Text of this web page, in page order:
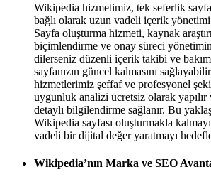
Wikipedia hizmetimiz, tek seferlik
bağlı olarak uzun vadeli içerik
Sayfa oluşturma hizmeti, kaynak
biçimlendirme ve onay süreci
dilerseniz düzenli içerik takibi ve
sayfanızın güncel kalmasını
hizmetlerimiz şeffaf ve profesyonel
uygunluk analizi ücretsiz olarak yapılır
detaylı bilgilendirme sağlanır. Bu
Wikipedia sayfası oluşturmakla
vadeli bir dijital değer yaratmayı
Wikipedia’nın Marka ve SEO